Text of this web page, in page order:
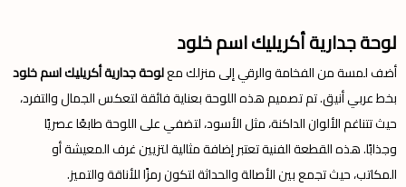
لوحة جدارية أكريليك اسم خلود
أضف لمسة من الفخامة والرقي إلى منزلك معلوحة جدارية أكريليك اسم خلود
بخط عربي أنيق. تم تصميم هذه اللوحة بعناية فائقة لتعكس الجمال والتفرد،
حيث تتناغم الألوان الداكنة، مثل الأسود، لتضفي على اللوحة طابعًا عصريًا
وجذابًا. هذه القطعة الفنية تعتبر إضافة مثالية لتزيين غرف المعيشة أو
المكاتب، حيث تجمع بين الأصالة والحداثة لتكون رمزًا للأناقة والتميز.